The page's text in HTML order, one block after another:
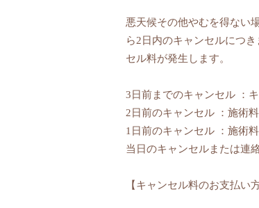
悪天候その他やむを得ない
ら2日内のキャンセルにつ
セル料が発生します。
3日前までのキャンセル ：
2日前のキャンセル ：施術
1日前のキャンセル ：施術
当日のキャンセルまたは連
【キャンセル料のお支払い